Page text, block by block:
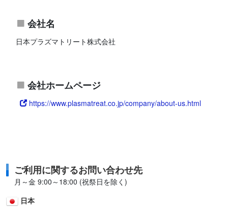
会社名
日本プラズマトリート株式会社
会社ホームページ
https://www.plasmatreat.co.jp/company/about-us.html
ご利用に関するお問い合わせ先
月～金 9:00～18:00 (祝祭日を除く)
日本